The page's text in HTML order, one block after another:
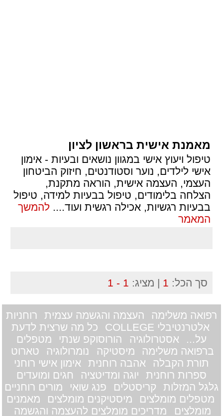
מאמנת אישית בראשון לציון
טיפול ויעוץ אישי במגוון נושאים ובעיות - אימון
אישי לילדים, נוער וסטודנטים, חיזוק הביטחון
העצמי, העצמה אישית, הוראה מתקנת,
הצלחה בלימודים, טיפול בבעיות למידה, טיפול
בבעיות רגשיות, אכילה רגשית ועוד.... להמשך
המאמר
סך הכל: 1 | מציג: 1 - 1
רפואה משלימה העצמה והגשמה עצמית
רוחניות
אלטרנטיבלי COLLEGE
כל מה שרצית לדעת
על...
אסטרולוגיה הורוסוקפ שנתי
מטפלים
ברפואה משלימה
מיסטיקה נומרולוגיה
טארוט
תורת הקבלה
אהבה רוחנית
אימון אישי רוחני
ספרות רוחנית
יוגה ומדיטציה
חגים ומועדים
גלגל המזלות
קריסטלים פנג שואי
מורים רוחניים
מטפלים מומלצים
מיסטיקנים מומלצים
מאמנים
מומלצים
מדריכים מומלצים להעצמה והגשמה